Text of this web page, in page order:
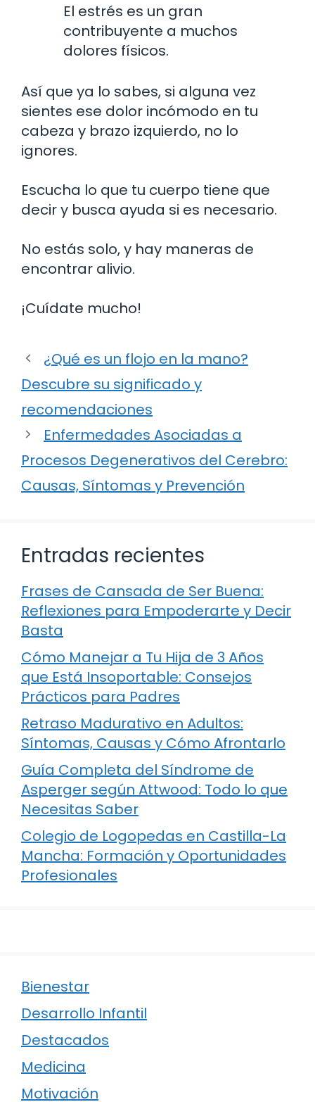
El estrés es un gran
contribuyente a muchos
dolores físicos.
Así que ya lo sabes, si alguna vez
sientes ese dolor incómodo en tu
cabeza y brazo izquierdo, no lo
ignores.
Escucha lo que tu cuerpo tiene que
decir y busca ayuda si es necesario.
No estás solo, y hay maneras de
encontrar alivio.
¡Cuídate mucho!
¿Qué es un flojo en la mano?
Descubre su significado y
recomendaciones
Enfermedades Asociadas a
Procesos Degenerativos del Cerebro:
Causas, Síntomas y Prevención
Entradas recientes
Frases de Cansada de Ser Buena:
Reflexiones para Empoderarte y Decir
Basta
Cómo Manejar a Tu Hija de 3 Años
que Está Insoportable: Consejos
Prácticos para Padres
Retraso Madurativo en Adultos:
Síntomas, Causas y Cómo Afrontarlo
Guía Completa del Síndrome de
Asperger según Attwood: Todo lo que
Necesitas Saber
Colegio de Logopedas en Castilla-La
Mancha: Formación y Oportunidades
Profesionales
Bienestar
Desarrollo Infantil
Destacados
Medicina
Motivación